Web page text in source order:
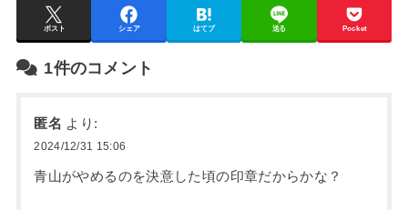
ポスト シェア はてブ 送る Pocket
1件のコメント
匿名 より:
2024/12/31 15:06
青山がやめるのを決意した頃の印章だからかな？